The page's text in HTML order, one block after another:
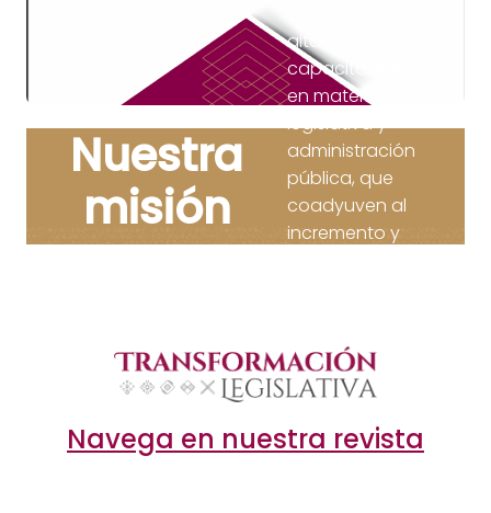
Nuestra
misión
altamente
capacitados
en materia
legislativa y
administración
pública, que
coadyuven al
incremento y
legal a las
acciones del
Gobierno, a las
necesidades
de la
Navega en nuestra revista